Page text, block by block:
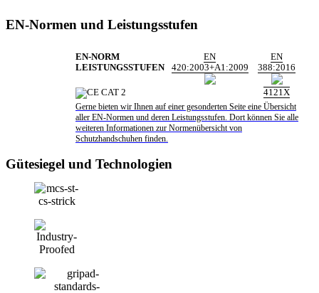
EN-Normen und Leistungsstufen
EN-NORM
LEISTUNGSSTUFEN
EN
420:2003+A1:2009
EN
388:2016
4121X
Gerne bieten wir Ihnen auf einer gesonderten Seite eine Übersicht
aller EN-Normen und deren Leistungsstufen. Dort können Sie alle
weiteren Informationen zur Normenübersicht von
Schutzhandschuhen finden.
Gütesiegel und Technologien